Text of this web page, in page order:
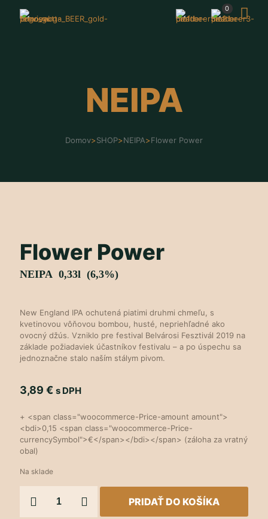
0
NEIPA
Domov>SHOP>NEIPA>Flower Power
Flower Power
NEIPA 0,33l (6,3%)
New England IPA ochutená piatimi druhmi chmeľu, s
kvetinovou vôňovou bombou, husté, nepriehľadné ako
ovocný džús. Vzniklo pre festival Belvárosi Fesztivál 2019 na
základe požiadaviek účastníkov festivalu – a po úspechu sa
jednoznačne stalo naším stálym pivom.
3,89 € s DPH
+ <span class="woocommerce-Price-amount amount">
<bdi>0,15 <span class="woocommerce-Price-
currencySymbol">€</span></bdi></span> (záloha za vratný
obal)
Na sklade
PRIDAŤ DO KOŠÍKA